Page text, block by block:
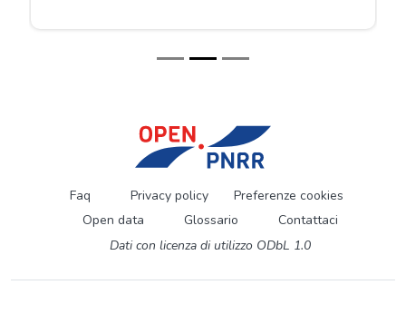
Faq Privacy policy
Preferenze cookies
Open data
Glossario
Contattaci
Dati con licenza di utilizzo ODbL 1.0